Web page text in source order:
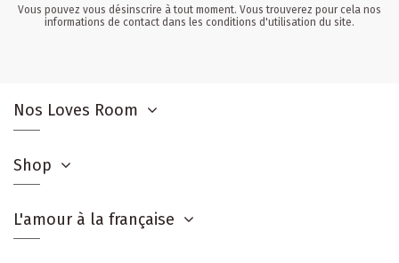
Vous pouvez vous désinscrire à tout moment. Vous trouverez pour cela nos
informations de contact dans les conditions d'utilisation du site.
Nos Loves Room
Shop
L'amour à la française